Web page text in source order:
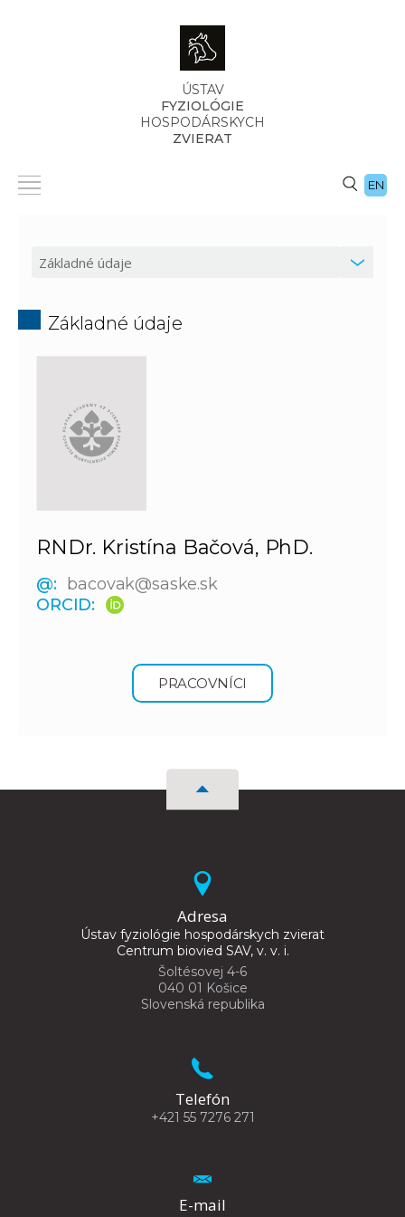
ÚSTAV
FYZIOLÓGIE
HOSPODÁRSKYCH
ZVIERAT
EN
Základné údaje
RNDr. Kristína Bačová, PhD.
@: bacovak@saske.sk
ORCID:
PRACOVNÍCI
Adresa
Ústav fyziológie hospodárskych zvierat
Centrum biovied SAV, v. v. i.
Šoltésovej 4-6
040 01 Košice
Slovenská republika
Telefón
+421 55 7276 271
E-mail